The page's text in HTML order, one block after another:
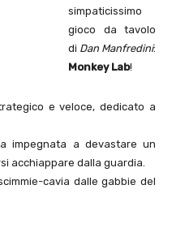
simpaticissimo
gioco da tavolo
di Dan Manfredini:
Monkey Lab!
e veloce, dedicato a
impegnata a devastare un
acchiappare dalla guardia.
cavia dalle gabbie del